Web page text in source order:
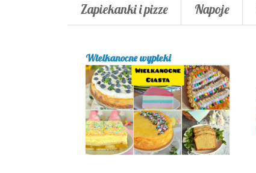
Zapiekanki i pizze
Napoje
Wielkanocne wypieki